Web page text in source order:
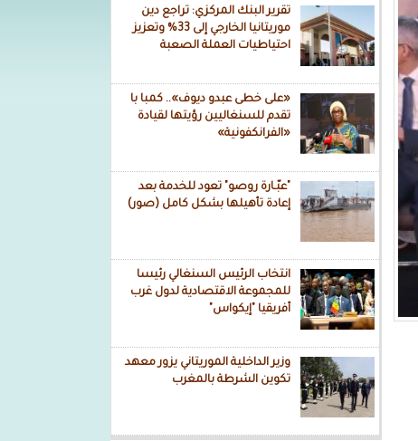
تقرير البنك المركزي: تراجع دين
موريتانيا الخارجي إلى 33% وتعزيز
احتياطيات العملة الصعبة
«على خطى عبدو ديوف».. كمبا با
تقدم للسنغاليين رؤيتها لقيادة
«الفرانكفونية»
"عبّـارة روصو" تعود للخدمة بعد
إعادة تأهيلها بشكل كامل (صور)
انتخاب الرئيس السنغالي رئيسا
للمجموعة الاقتصادية لدول غرب
أفريقيا "إيكواس"
وزير الداخلية الموريتاني يزور معهد
تكوين الشرطة بالمغرب